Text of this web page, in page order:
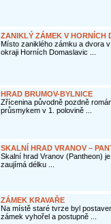
ZANIKLÝ ZÁMEK V HORNÍCH
Místo zaniklého zámku a dvora
okraji Horních Domaslavic ...
HRAD BRUMOV-BYLNICE
Zřícenina původně pozdně
průsmykem v 1. polovině ...
SKALNÍ HRAD VRANOV –
Skalní hrad Vranov (Pantheon)
zaujímá délku ...
ZÁMEK KRAVAŘE
Na místě staré tvrze byl
zámek vyhořel a postupně ...